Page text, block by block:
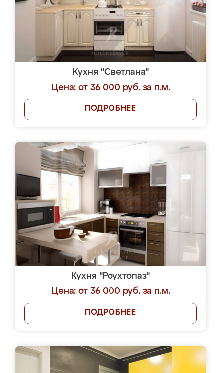
Кухня "Светлана"
Цена: от 36 000 руб. за п.м.
ПОДРОБНЕЕ
Кухня "Роухтопаз"
Цена: от 36 000 руб. за п.м.
ПОДРОБНЕЕ